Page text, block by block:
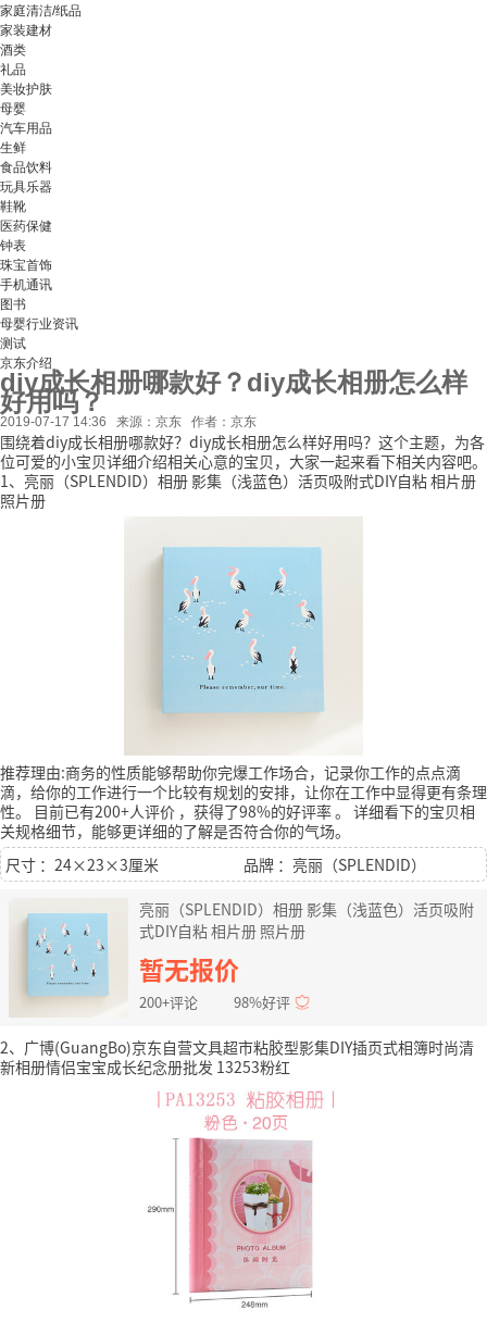
家庭清洁/纸品
家装建材
酒类
礼品
美妆护肤
母婴
汽车用品
生鲜
食品饮料
玩具乐器
鞋靴
医药保健
钟表
珠宝首饰
手机通讯
图书
母婴行业资讯
测试
京东介绍
diy成长相册哪款好？diy成长相册怎么样
好用吗？
2019-07-17 14:36 来源：京东 作者：京东
围绕着diy成长相册哪款好？diy成长相册怎么样好用吗？这个主题，为各
位可爱的小宝贝详细介绍相关心意的宝贝，大家一起来看下相关内容吧。
1、亮丽（SPLENDID）相册 影集（浅蓝色）活页吸附式DIY自粘 相片册
照片册
推荐理由:商务的性质能够帮助你完爆工作场合，记录你工作的点点滴
滴，给你的工作进行一个比较有规划的安排，让你在工作中显得更有条理
性。
目前已有200+人评价 ，获得了98%的好评率。 详细看下的宝贝相
关规格细节，能够更详细的了解是否符合你的气场。
尺寸 ：24×23×3厘米
品牌 ：亮丽（SPLENDID）
亮丽（SPLENDID）相册 影集（浅蓝色）活页吸附
式DIY自粘 相片册 照片册
暂无报价
200+评论 98%好评
2、广博(GuangBo)京东自营文具超市粘胶型影集DIY插页式相簿时尚清
新相册情侣宝宝成长纪念册批发 13253粉红